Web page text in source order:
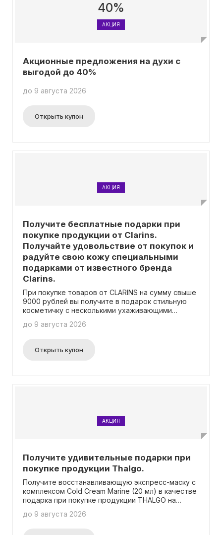
40%
АКЦИЯ
Акционные предложения на духи с
выгодой до 40%
до 9 августа 2026
Открыть купон
АКЦИЯ
Получите бесплатные подарки при
покупке продукции от Clarins.
Получайте удовольствие от покупок и
радуйте свою кожу специальными
подарками от известного бренда
Clarins.
При покупке товаров от CLARINS на сумму свыше
9000 рублей вы получите в подарок стильную
косметичку с несколькими ухаживающими
Perfector объемом 5 мл в оттенке 01 и мини-
упустите возможность порадовать себя
качественной косметикой и приятным бонусом!
до 9 августа 2026
Открыть купон
АКЦИЯ
Получите удивительные подарки при
покупке продукции Thalgo.
Получите восстанавливающую экспресс-маску с
комплексом Cold Cream Marine (20 мл) в качестве
подарка при покупке продукции THALGO на
до 9 августа 2026